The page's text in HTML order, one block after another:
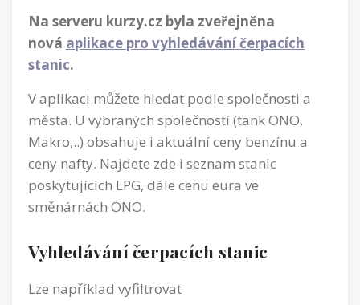
Na serveru kurzy.cz byla zveřejněna
nová aplikace pro vyhledávání čerpacích
stanic.
V aplikaci můžete hledat podle společnosti a
města. U vybraných společností (tank ONO,
Makro,..) obsahuje i aktuální ceny benzínu a
ceny nafty. Najdete zde i seznam stanic
poskytujících LPG, dále cenu eura ve
směnárnách ONO.
Vyhledávání čerpacích stanic
Lze například vyfiltrovat